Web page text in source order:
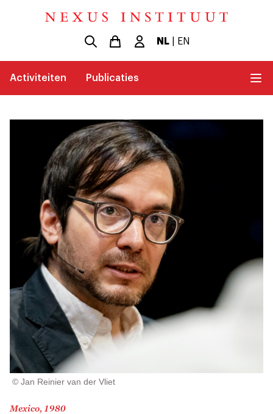
NL| EN
Activiteiten Publicaties
© Jan Reinier van der Vliet
Mexico, 1980